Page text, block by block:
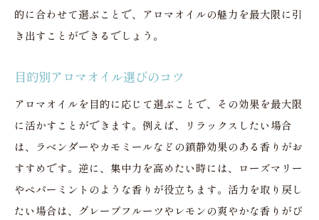
寝室でのアロマオイル活用法
スペースごとのアロマオイルの選び方
毎日が楽しくなるアロマオイルの秘密
朝を爽やかに始める香り
午後の活力を引き出すアロマ
夜のリラックスタイムを演出
日常に取り入れる簡単な方法
的に合わせて選ぶことで、アロマオイルの魅力を最大限に引
き出すことができるでしょう。
目的別アロマオイル選びのコツ
アロマオイルを目的に応じて選ぶことで、その効果を最大限
に活かすことができます。例えば、リラックスしたい場合
は、ラベンダーやカモミールなどの鎮静効果のある香りがお
すすめです。逆に、集中力を高めたい時には、ローズマリー
やペパーミントのような香りが役立ちます。活力を取り戻し
たい場合は、グレープフルーツやレモンの爽やかな香りがぴ